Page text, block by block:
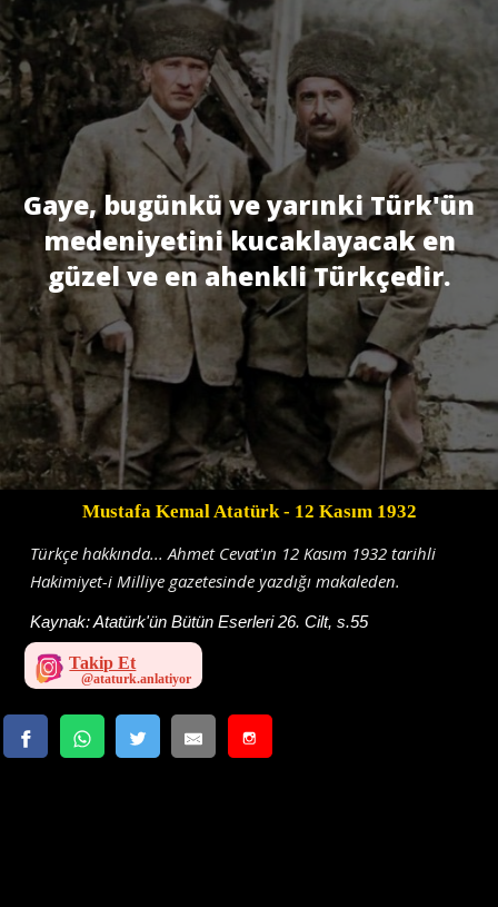
Gaye, bugünkü ve yarınki Türk'ün
medeniyetini kucaklayacak en
güzel ve en ahenkli Türkçedir.
Mustafa Kemal Atatürk- 12 Kasım 1932
Türkçe hakkında... Ahmet Cevat'ın 12 Kasım 1932 tarihli
Hakimiyet-i Milliye gazetesinde yazdığı makaleden.
Kaynak:Atatürk'ün Bütün Eserleri 26. Cilt, s.55
Takip Et